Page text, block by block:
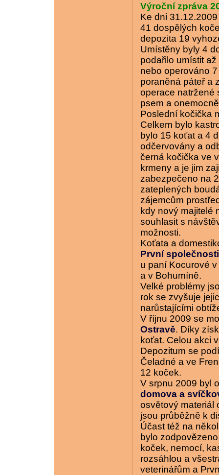
Výroční zpráva
Ke dni
41 dospělých
depozita 19
Umístěny byly 4
podařilo umístit
nebo operováno
poraněná páteř a
operace natržené
psem a
Poslední kočička
Celkem bylo
bylo 15 koťat a 4
odčervovány a
černá kočička ve
krmeny a je jim
zabezpečeno na
zateplených
zájemcům
kdy nový majitelé
souhlasit s
možnosti.
Koťata a
První
u paní Kocurové
a v Bohumíně.
Velké problémy
rok se zvyšuje
narůstajícími
V říjnu 2009 se
Ostravě. Díky
koťat. Celou akci
Depozitum se
Čeladné a ve
12 koček.
V srpnu 2009 byl
domova a
osvětový materiál
jsou průběžně k
Účast též na
bylo
koček, nemocí,
rozsáhlou a
veterinářům a